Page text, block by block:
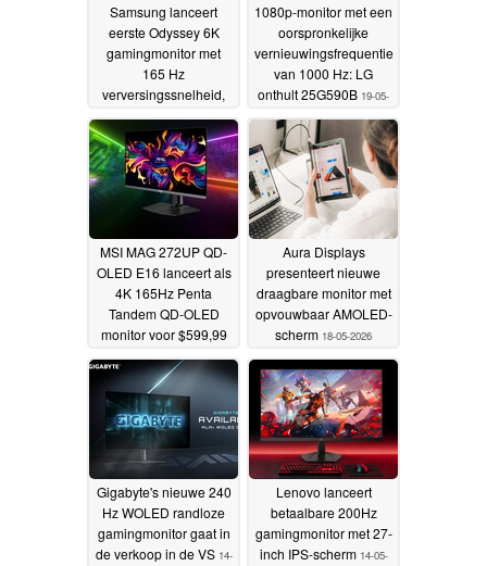
Samsung lanceert
eerste Odyssey 6K
gamingmonitor met
165 Hz
verversingssnelheid,
ViewFinity- en
Movingstyle-
assortiment bij20-05-2026
1080p-monitor met een
oorspronkelijke
vernieuwingsfrequentie
van 1000 Hz: LG
onthult 25G590B 19-05-
2026
MSI MAG 272UP QD-
OLED E16 lanceert als
4K 165Hz Penta
Tandem QD-OLED
monitor voor $599,99
19-05-2026
Aura Displays
presenteert nieuwe
draagbare monitor met
opvouwbaar AMOLED-
scherm 18-05-2026
Gigabyte's nieuwe 240
Hz WOLED randloze
gamingmonitor gaat in
de verkoop in de VS 14-
Lenovo lanceert
betaalbare 200Hz
gamingmonitor met 27-
inch IPS-scherm 14-05-